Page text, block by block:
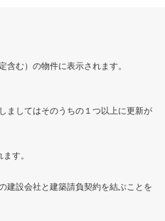
む）の物件に表示されます。
ましてはそのうちの１つ以上に更新が
す。
建設会社と建築請負契約を結ぶことを